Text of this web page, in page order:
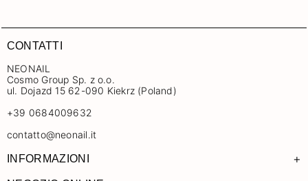
CONTATTI
NEONAIL
Cosmo Group Sp. z o.o.
ul. Dojazd 15 62-090 Kiekrz (Poland)
+39 0684009632
contatto@neonail.it
INFORMAZIONI +